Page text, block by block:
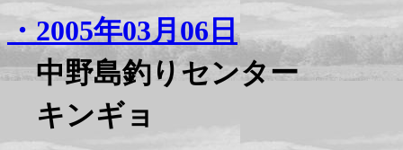
・2005年03月06日
中野島釣りセンター
キンギョ